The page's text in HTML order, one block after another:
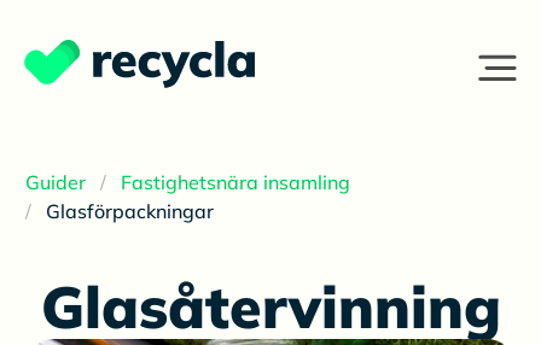
Guider
Fastighetsnära insamling
Glasförpackningar
Glasåtervinning